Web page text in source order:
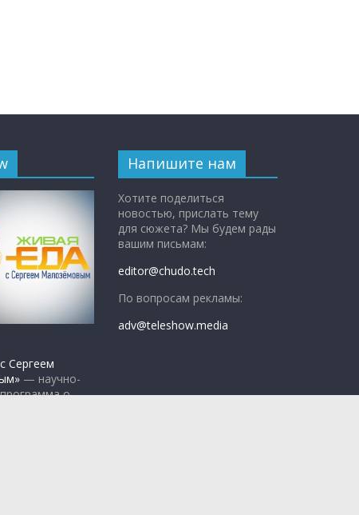
Сергеем
— научно-
о
Напишите нам
Хотите поделиться
новостью, прислать тему
для сюжета? Мы будем рады
вашим письмам:
editor@chudo.tech
По вопросам рекламы:
adv@teleshow.media